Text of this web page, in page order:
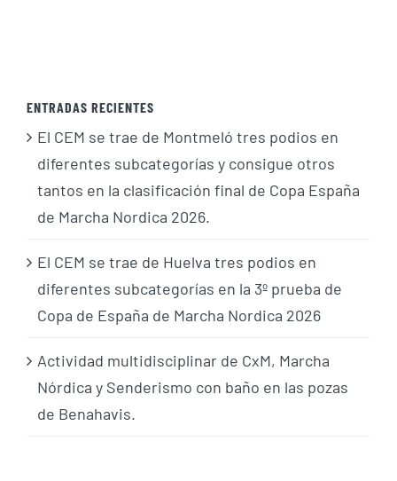
ENTRADAS RECIENTES
El CEM se trae de Montmeló tres podios en
diferentes subcategorías y consigue otros
tantos en la clasificación final de Copa España
de Marcha Nordica 2026.
El CEM se trae de Huelva tres podios en
diferentes subcategorías en la 3º prueba de
Copa de España de Marcha Nordica 2026
Actividad multidisciplinar de CxM, Marcha
Nórdica y Senderismo con baño en las pozas
de Benahavis.